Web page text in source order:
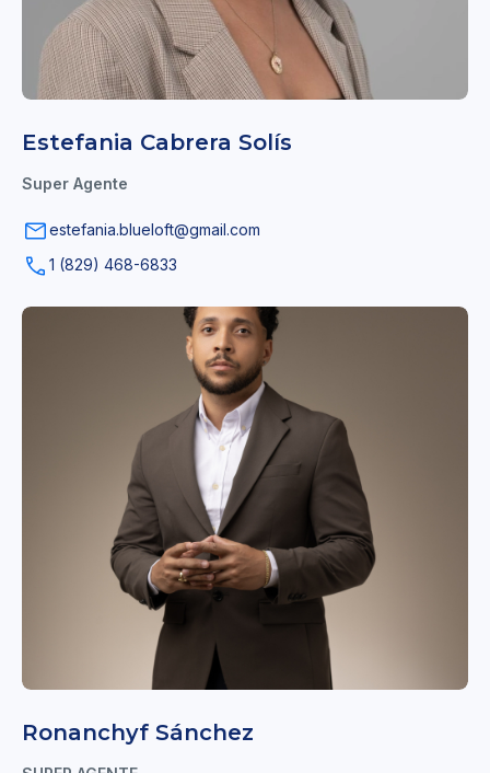
Estefania Cabrera Solís
Super Agente
estefania.blueloft@gmail.com
1 (829) 468-6833
Ronanchyf Sánchez